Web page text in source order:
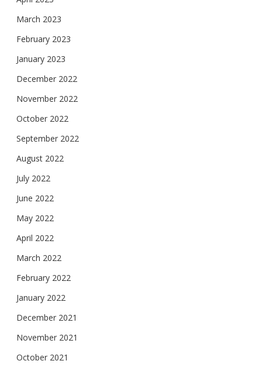
March 2023
February 2023
January 2023
December 2022
November 2022
October 2022
September 2022
August 2022
July 2022
June 2022
May 2022
April 2022
March 2022
February 2022
January 2022
December 2021
November 2021
October 2021